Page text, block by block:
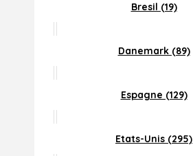
Bresil (19)
Danemark (89)
Espagne (129)
Etats-Unis (295)